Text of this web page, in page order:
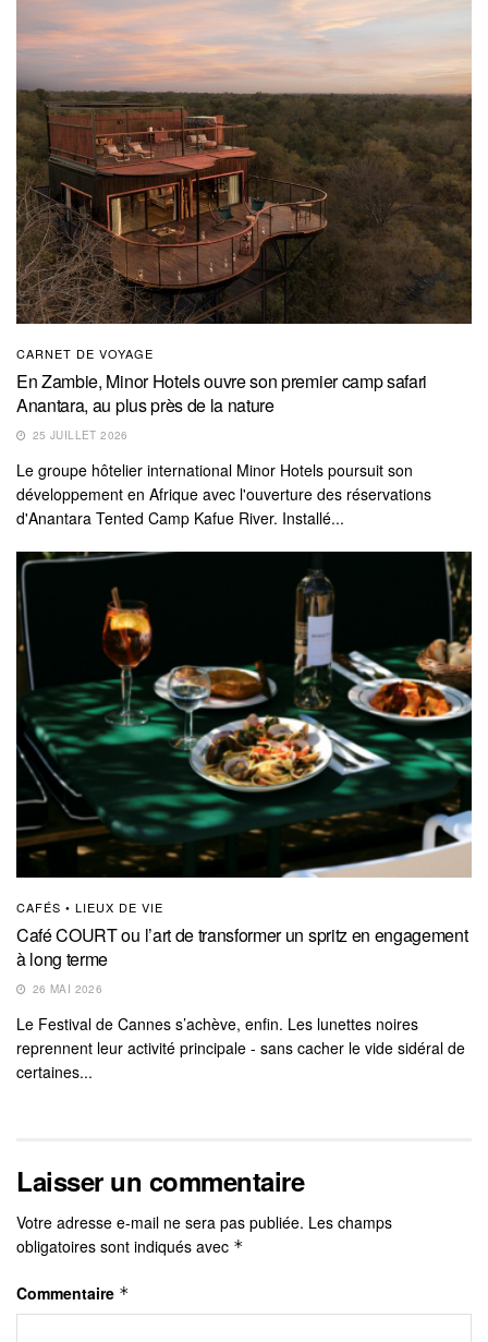
CARNET DE VOYAGE
En Zambie, Minor Hotels ouvre son premier camp safari
Anantara, au plus près de la nature
25 JUILLET 2026
Le groupe hôtelier international Minor Hotels poursuit son
développement en Afrique avec l'ouverture des réservations
d'Anantara Tented Camp Kafue River. Installé...
CAFÉS • LIEUX DE VIE
Café COURT ou l’art de transformer un spritz en engagement
à long terme
26 MAI 2026
Le Festival de Cannes s’achève, enfin. Les lunettes noires
reprennent leur activité principale - sans cacher le vide sidéral de
certaines...
Laisser un commentaire
Votre adresse e-mail ne sera pas publiée. Les champs
obligatoires sont indiqués avec *
Commentaire *